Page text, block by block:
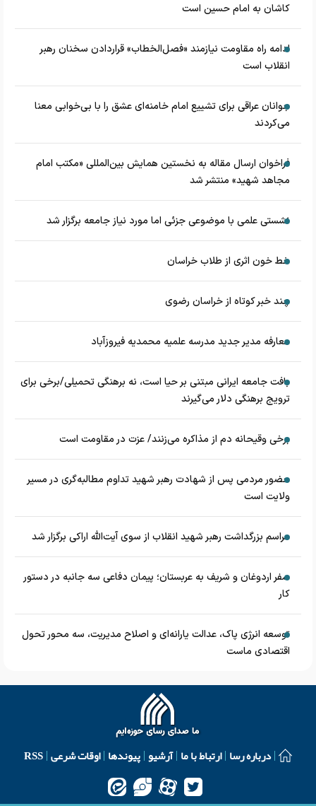
کاشان به امام حسین است
ادامه راه مقاومت نیازمند «فصل‌الخطاب» قراردادن سخنان رهبر
انقلاب است
جوانان عراقی برای تشییع امام خامنه‌ای عشق را با بی‌خوابی معنا
می‌کردند
فراخوان ارسال مقاله به نخستین همایش بین‌المللی «مکتب امام
مجاهد شهید» منتشر شد
نشستی علمی با موضوعی جزئی اما مورد نیاز جامعه برگزار شد
خط خون اثری از طلاب خراسان
چند خبر کوتاه از خراسان رضوی
معارفه مدیر جدید مدرسه علمیه محمدیه فیروزآباد
بافت جامعه ایرانی مبتنی بر حیا است، نه برهنگی تحمیلی/برخی برای
ترویج برهنگی دلار می‌گیرند
برخی وقیحانه دم از مذاکره می‌زنند/ عزت در مقاومت است
حضور مردمی پس از شهادت رهبر شهید تداوم مطالبه‌گری در مسیر
ولایت است
مراسم بزرگداشت رهبر شهید انقلاب از سوی آیت‌الله اراکی برگزار شد
سفر اردوغان و شریف به عربستان؛ پیمان دفاعی سه جانبه در دستور
کار
توسعه انرژی پاک، عدالت یارانه‌ای و اصلاح مدیریت، سه محور تحول
اقتصادی ماست
درباره رسا ارتباط با ما آرشیو پیوندها اوقات شرعی RSS